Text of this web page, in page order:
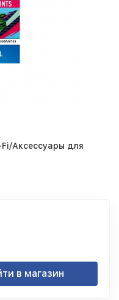
Аксессуары для
в магазин